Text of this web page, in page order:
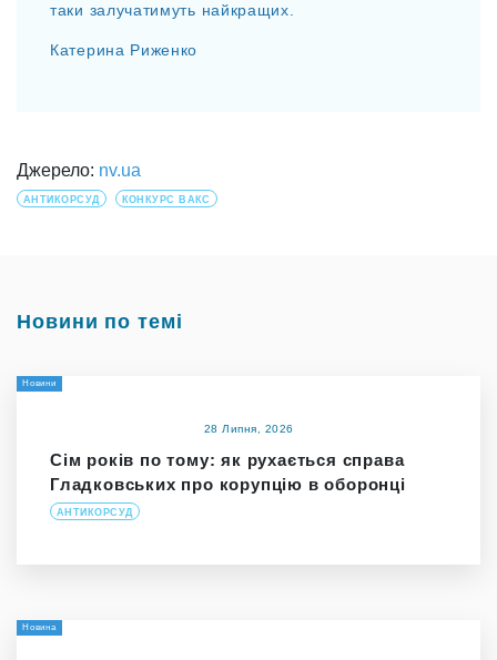
таки залучатимуть найкращих.
Катерина Риженко
Джерело: nv.ua
АНТИКОРСУД КОНКУРС ВАКС
Новини по темі
Новини
28 Липня, 2026
Сім років по тому: як рухається справа
Гладковських про корупцію в оборонці
АНТИКОРСУД
Новина